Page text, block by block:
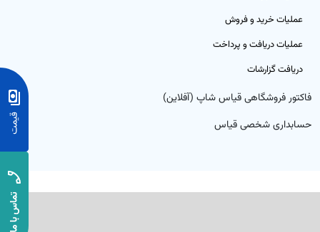
حسابداری ابری خدماتی
تولید
و دستمزد
انبار
عملیات خرید و فروش
عملیات دریافت و پرداخت
دریافت گزارشات
فاکتور فروشگاهی قیاس شاپ (آفلاین)
حسابداری شخصی قیاس